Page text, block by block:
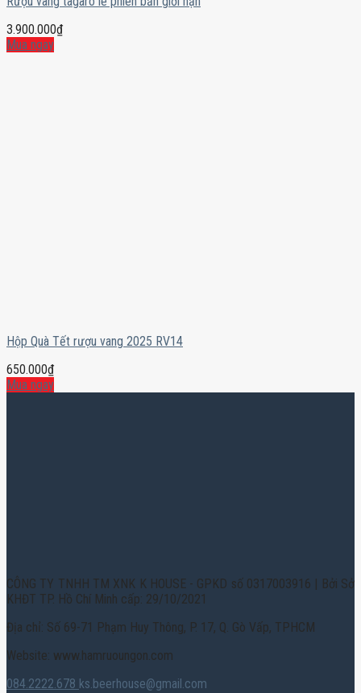
3.900.000₫
Mua ngay
Hộp Quà Tết rượu vang 2025 RV14
650.000₫
Mua ngay
CÔNG TY TNHH TM XNK K HOUSE - GPKD số 0317003916 | Bởi Sở
KHĐT TP. Hồ Chí Minh cấp: 29/10/2021
Địa chỉ: Số 69-71 Phạm Huy Thông, P. 17, Q. Gò Vấp, TPHCM
Website: www.hamruoungon.com
084.2222.678 ks.beerhouse@gmail.com